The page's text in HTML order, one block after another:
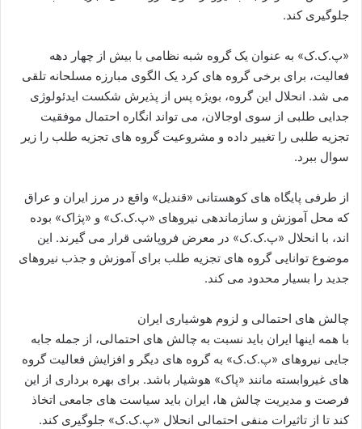
جلوگیری کند.
«پ.ک.ک» به عنوان یک گروه شبه نظامی با بیش از چهار دهه
فعالیت، برای برخی گروه های کرد یک الگوی مبارزه مسلحانه تلقی
می شد. انحلال این گروه، بویژه پس از پذیرش شکست ایدئولوژی
جدایی طلبی از سوی اوجالان، می تواند انگاره احتمال موفقیت
تجزیه طلبی را تغییر داده و مشروعیت گروه های تجزیه طلب را زیر
سوال ببرد.
از طرفی پایگاه های کوهستانی «قندیل» واقع در مرز ایران و عراق
که محل آموزش و سازماندهی نیروهای «پ.ک.ک» و «پژاک» بوده
اند، با انحلال «پ.ک.ک» در معرض فروپاشی قرار می گیرند. این
موضوع توانایی گروه های تجزیه طلب برای آموزش و جذب نیروهای
جدید را بسیار محدود می کند.
چالش های احتمالی و لزوم هوشیاری ایران
با همه اینها ایران باید نسبت به چالش های احتمالی، از جمله جابه
جایی نیروهای «پ.ک.ک» به گروه های دیگر و افزایش فعالیت گروه
های غیروابسته مانند «پاک» هوشیار باشد. برای بهره برداری از این
فرصت و مدیریت چالش ها، ایران باید سیاست های جامعی اتخاذ
کند تا از تاثیرات منفی احتمالی انحلال «پ.ک.ک» جلوگیری کند.